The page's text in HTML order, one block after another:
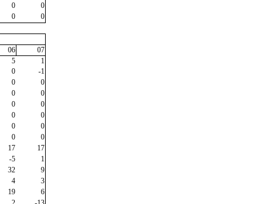
0
0
0
0
06
07
5
1
0
-1
0
0
0
0
0
0
0
0
0
0
0
0
17
17
-5
1
32
9
4
3
19
6